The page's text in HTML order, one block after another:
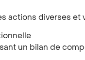
actions diverses
un bilan de